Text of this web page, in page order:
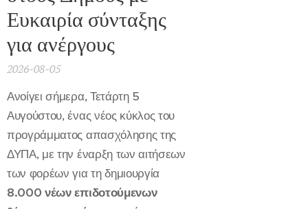
Ευκαιρία σύνταξης
για ανέργους
2026-08-05
Ανοίγει σήμερα, Τετάρτη 5
Αυγούστου, ένας νέος κύκλος του
προγράμματος απασχόλησης της
ΔΥΠΑ, με την έναρξη των αιτήσεων
των φορέων για τη δημιουργία
8.000 νέων επιδοτούμενων